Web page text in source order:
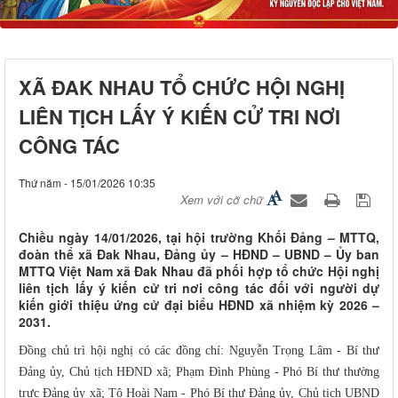
XÃ ĐAK NHAU TỔ CHỨC HỘI NGHỊ
LIÊN TỊCH LẤY Ý KIẾN CỬ TRI NƠI
CÔNG TÁC
Thứ năm - 15/01/2026 10:35
Xem với cỡ chữ
Chiều ngày 14/01/2026, tại hội trường Khối Đảng – MTTQ,
đoàn thể xã Đak Nhau, Đảng ủy – HĐND – UBND – Ủy ban
MTTQ Việt Nam xã Đak Nhau đã phối hợp tổ chức Hội nghị
liên tịch lấy ý kiến cử tri nơi công tác đối với người dự
kiến giới thiệu ứng cử đại biểu HĐND xã nhiệm kỳ 2026 –
2031.
Đồng chủ trì hội nghị có các đồng chí: Nguyễn Trọng Lâm - Bí thư
Đảng ủy, Chủ tịch HĐND xã; Phạm Đình Phùng - Phó Bí thư thường
trực Đảng ủy xã; Tô Hoài Nam - Phó Bí thư Đảng ủy, Chủ tịch UBND